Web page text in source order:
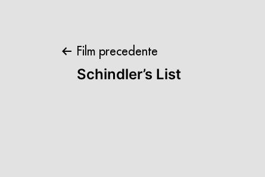
Navigazione
Film precedente
Schindler’s List